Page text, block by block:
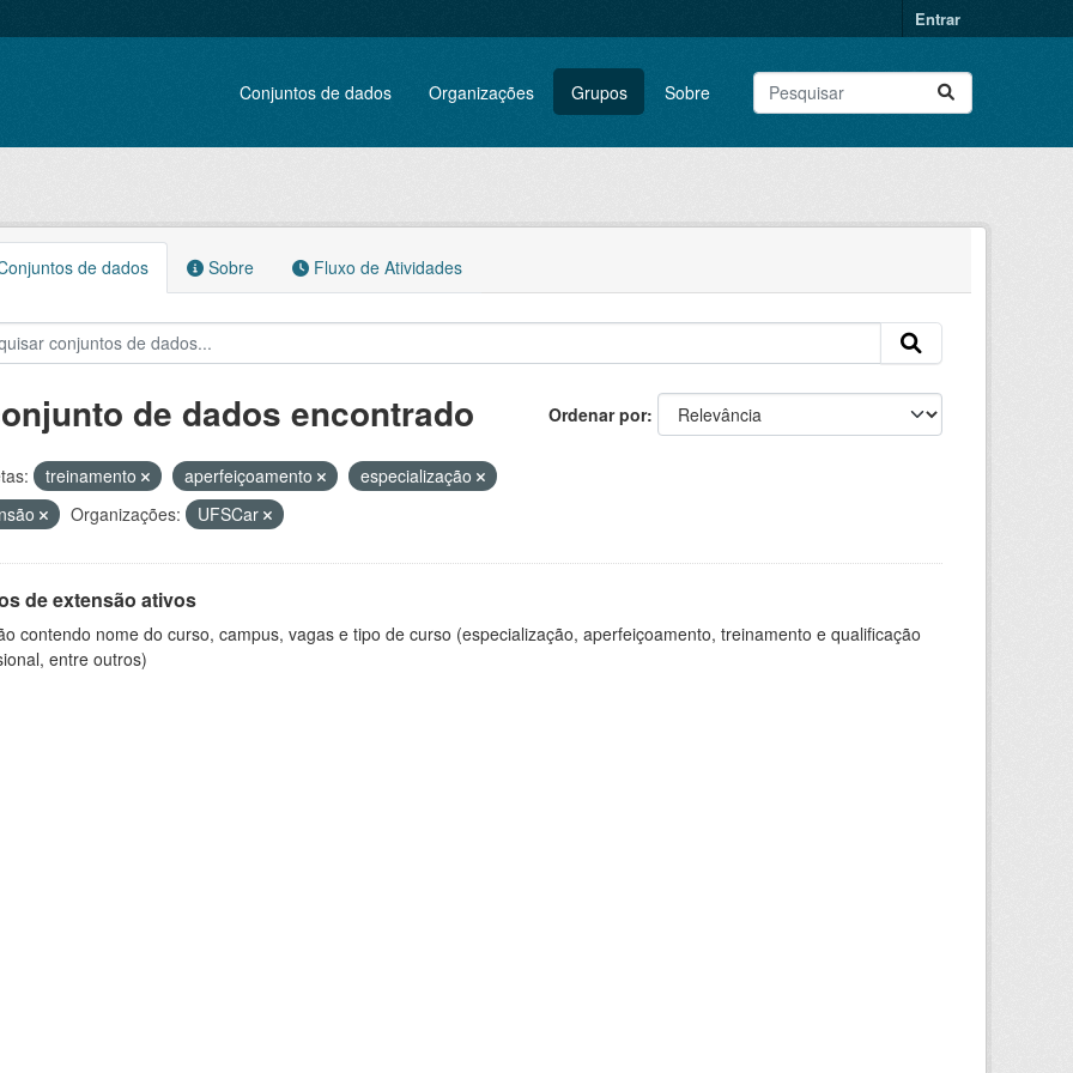
Entrar
Conjuntos de dados Organizações Grupos Sobre
de dados Sobre Fluxo de Atividades
Ordenar por
de dados encontrado
treinamento aperfeiçoamento
especialização
Organizações: UFSCar
de extensão ativos
contendo nome do curso, campus, vagas e tipo de curso (especialização, aperfeiçoamento, treinamento e qualificação
entre outros)